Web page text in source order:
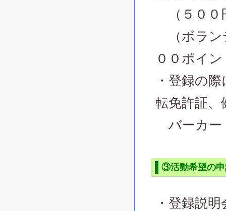
（５００
（ボラン
００ポイ
・登録の
転免許証、
バーカー
③活動希望の
・登録説